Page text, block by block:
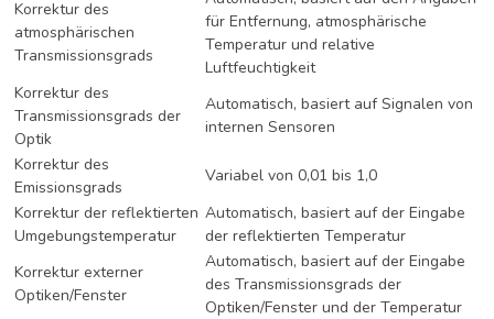
Korrektur des
atmosphärischen
Transmissionsgrads
für Entfernung, atmosphärische
Temperatur und relative
Luftfeuchtigkeit
Korrektur des
Transmissionsgrads der
Optik
Automatisch, basiert auf Signalen von
internen Sensoren
Korrektur des
Emissionsgrads
Variabel von 0,01 bis 1,0
Korrektur der reflektierten
Umgebungstemperatur
Automatisch, basiert auf der Eingabe
der reflektierten Temperatur
Korrektur externer
Optiken/Fenster
Automatisch, basiert auf der Eingabe
des Transmissionsgrads der
Optiken/Fenster und der Temperatur